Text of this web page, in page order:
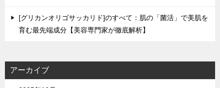
[グリカンオリゴサッカリド]のすべて：肌の「菌活」で美肌を
育む最先端成分【美容専門家が徹底解析】
アーカイブ